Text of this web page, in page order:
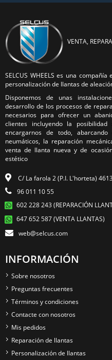
VENTA,
SELCUS WHEELS es una
personalización de llantas de
Disponemos de unas
desarrollo de los procesos de
necesarios para ofrecer un
clientes incluyendo la
encargarnos de todo,
neumáticos, la reparación
venta de llanta nueva y de
estético
C/ La farola 2 (P.I. L'horteta)
96 011 10 55
602 228 243 (REPARACIÓN
647 652 587 (VENTA LLANTAS)
web@selcus.com
INFORMACIÓN
Sobre nosotros
Preguntas frecuentes
Términos y condiciones
Contacte con nosotros
Mis pedidos
Reparación de llantas
Personalización de llantas